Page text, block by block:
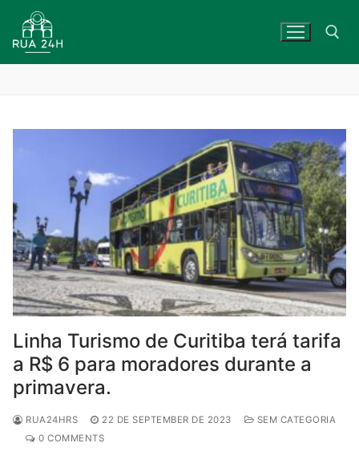
content
Linha Turismo de Curitiba terá tarifa
a R$ 6 para moradores durante a
primavera.
RUA24HRS 22 DE SEPTEMBER DE 2023
SEM CATEGORIA
0 COMMENTS